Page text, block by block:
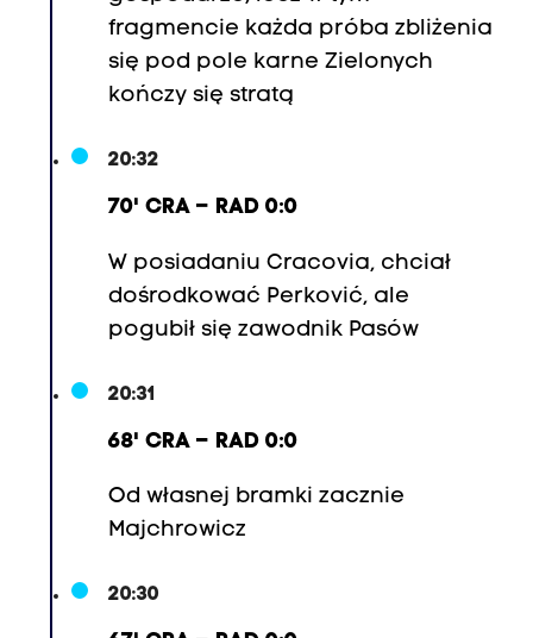
fragmencie każda próba zbliżenia
się pod pole karne Zielonych
kończy się stratą
20:32
70' CRA – RAD 0:0
W posiadaniu Cracovia, chciał
dośrodkować Perković, ale
pogubił się zawodnik Pasów
20:31
68' CRA – RAD 0:0
Od własnej bramki zacznie
Majchrowicz
20:30